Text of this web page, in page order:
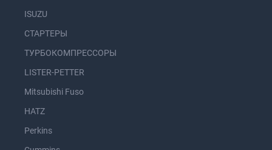
ISUZU
СТАРТЕРЫ
ТУРБОКОМПРЕССОРЫ
LISTER-PETTER
Mitsubishi Fuso
HATZ
Perkins